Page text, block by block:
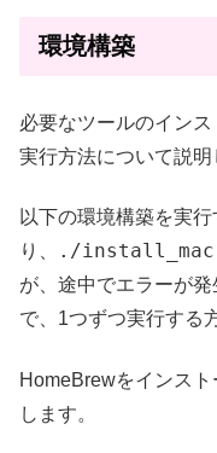
環境構築
必要なツールのイン
実行方法について説明
以下の環境構築を実
り、
./
が、途中でエラーが
で、1つずつ実行する
HomeBrewをインス
します。